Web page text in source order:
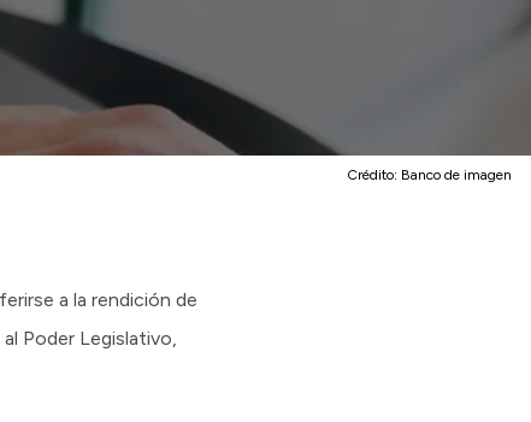
Crédito: Banco de imagen
a la rendición de
Poder Legislativo,